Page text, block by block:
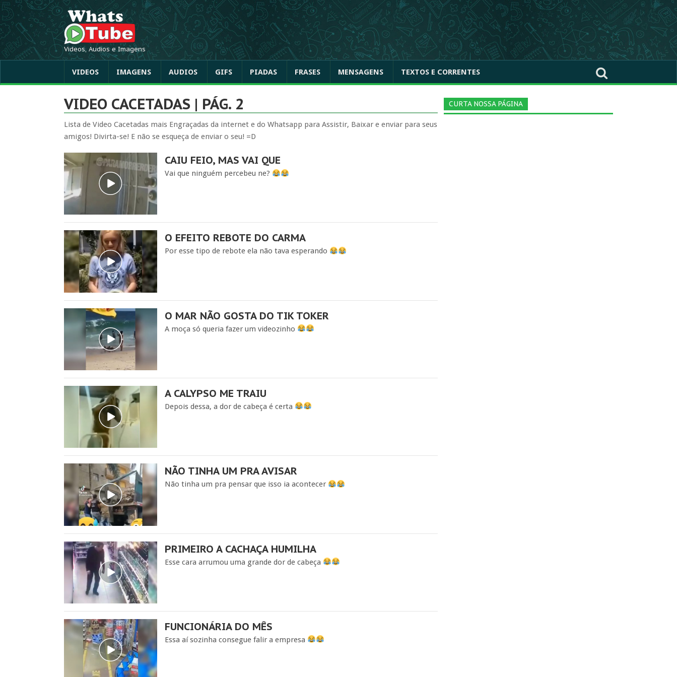
Videos, Audios e Imagens
VIDEOS IMAGENS AUDIOS GIFS PIADAS FRASES MENSAGENS TEXTOS E CORRENTES
VIDEO CACETADAS | PÁG. 2
Lista de Video Cacetadas mais Engraçadas da internet e do Whatsapp para Assistir, Baixar e enviar para seus
amigos! Divirta-se! E não se esqueça de enviar o seu! =D
CAIU FEIO, MAS VAI QUE
Vai que ninguém percebeu ne?
O EFEITO REBOTE DO CARMA
Por esse tipo de rebote ela não tava esperando
O MAR NÃO GOSTA DO TIK TOKER
A moça só queria fazer um videozinho
A CALYPSO ME TRAIU
Depois dessa, a dor de cabeça é certa
NÃO TINHA UM PRA AVISAR
Não tinha um pra pensar que isso ia acontecer
PRIMEIRO A CACHAÇA HUMILHA
Esse cara arrumou uma grande dor de cabeça
FUNCIONÁRIA DO MÊS
Essa aí sozinha consegue falir a empresa
CURTA NOSSA PÁGINA